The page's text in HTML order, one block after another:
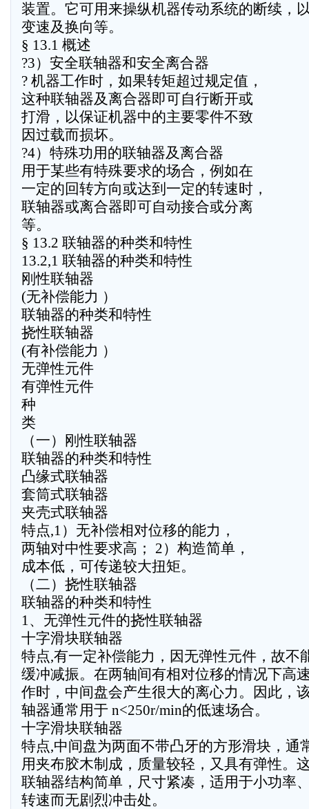
装置。它可用来操纵机器传动系统的断续，
变速及换向等。
§ 13.1 概述
?3）安全联轴器和安全离合器
? 机器工作时，如果转矩超过规定值，
这种联轴器及离合器即可自行断开或
打滑，以保证机器中的主要零件不致
因过载而损坏。
?4）特殊功用的联轴器及离合器
用于某些有特殊要求的场合，例如在
一定的回转方向或达到一定的转速时，
联轴器或离合器即可自动接合或分离
等。
§ 13.2 联轴器的种类和特性
13.2,1 联轴器的种类和特性
刚性联轴器
(无补偿能力 ）
联轴器的种类和特性
挠性联轴器
(有补偿能力 ）
无弹性元件
有弹性元件
种
类
（一）刚性联轴器
联轴器的种类和特性
凸缘式联轴器
套筒式联轴器
夹壳式联轴器
特点,1）无补偿相对位移的能力，
两轴对中性要求高； 2）构造简单，
成本低，可传递较大扭矩。
（二）挠性联轴器
联轴器的种类和特性
1、无弹性元件的挠性联轴器
十字滑块联轴器
特点,有一定补偿能力，因无弹性元件，故不
缓冲减振。在两轴间有相对位移的情况下高
作时，中间盘会产生很大的离心力。因此，
轴器通常用于 n<250r/min的低速场合。
十字滑块联轴器
特点,中间盘为两面不带凸牙的方形滑块，通
用夹布胶木制成，质量较轻，又具有弹性。
联轴器结构简单，尺寸紧凑，适用于小功率
转速而无剧烈冲击处。